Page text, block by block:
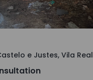
e Justes, Vila Real
e Justes, Vila Real